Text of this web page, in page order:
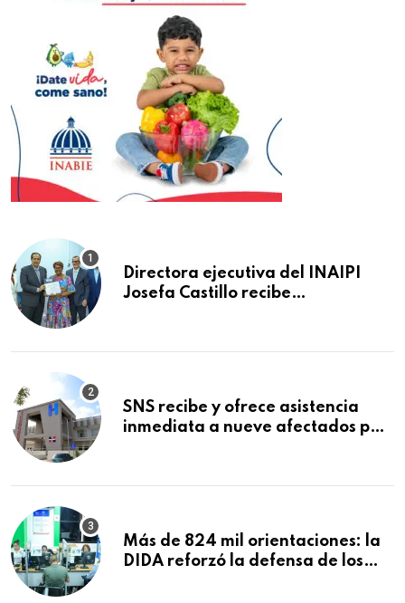
Directora ejecutiva del INAIPI
Josefa Castillo recibe
SNS recibe y ofrece asistencia
inmediata a nueve afectados por
Macorís
Más de 824 mil orientaciones: la
DIDA reforzó la defensa de los